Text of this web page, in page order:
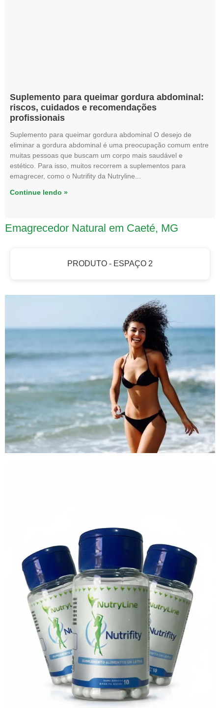
Suplemento para queimar gordura abdominal:
riscos, cuidados e recomendações
profissionais
Suplemento para queimar gordura abdominal O desejo de
eliminar a gordura abdominal é uma preocupação comum entre
muitas pessoas que buscam um corpo mais saudável e
estético. Para isso, muitos recorrem a suplementos para
emagrecer, como o Nutrifity da Nutryline
Continue lendo »
Emagrecedor Natural em Caeté, MG
PRODUTO - ESPAÇO 2